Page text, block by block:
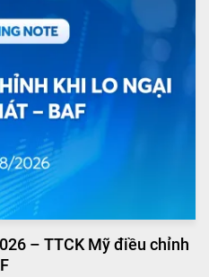
– TTCK Mỹ điều chỉnh